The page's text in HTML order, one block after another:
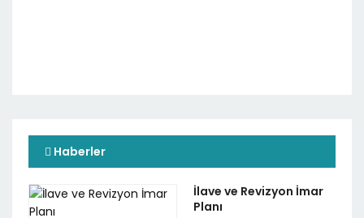
Haberler
İlave ve Revizyon İmar
Planı